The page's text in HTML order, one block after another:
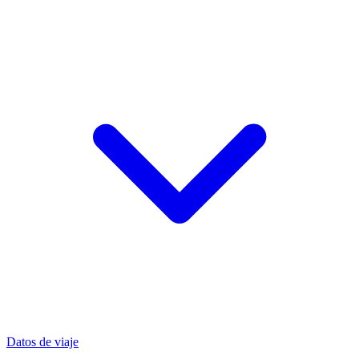
Datos de viaje